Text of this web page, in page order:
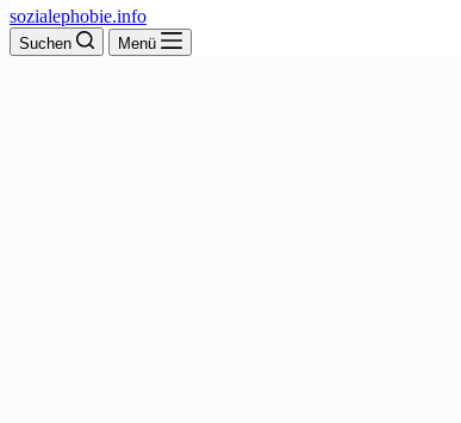
sozialephobie.info
Suchen Menü